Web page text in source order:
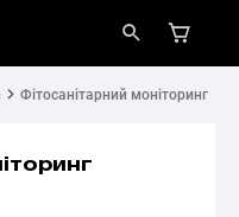
Фітосанітарний моніторинг